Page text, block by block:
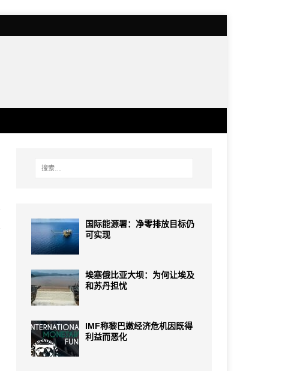
国际能源署：净零排放目标仍
可实现
埃塞俄比亚大坝：为何让埃及
和苏丹担忧
IMF称黎巴嫩经济危机因既得
利益而恶化